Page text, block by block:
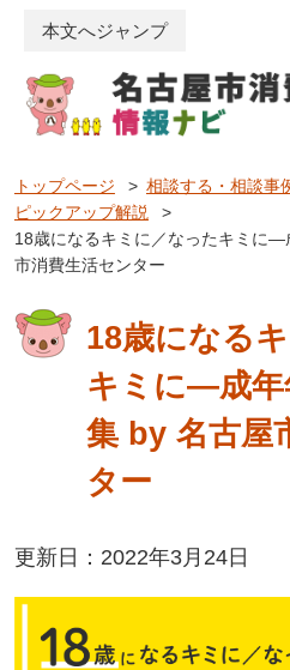
本文へジャンプ
トップページ > 相談する・相談事
ピックアップ解説
>
18歳になるキミに／なったキミに
市消費生活センター
18歳になる
キミに―成年
集 by 名古屋
ター
更新日：2022年3月24日